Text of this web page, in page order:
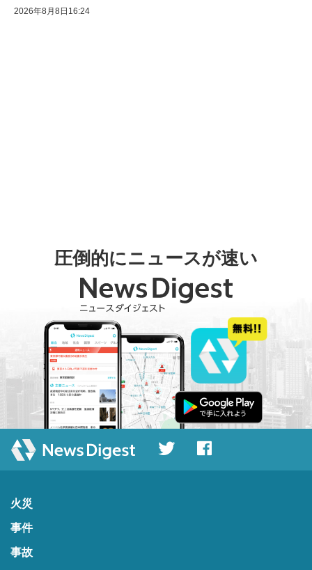
2026年8月8日16:24
圧倒的にニュースが速い
火災
事件
事故